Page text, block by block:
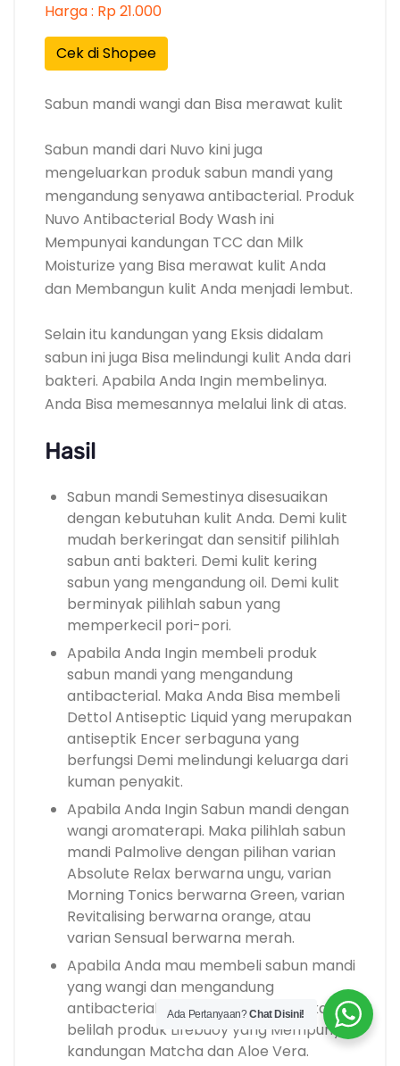
Harga : Rp 21.000
Cek di Shopee
Sabun mandi wangi dan Bisa merawat kulit
Sabun mandi dari Nuvo kini juga
mengeluarkan produk sabun mandi yang
mengandung senyawa antibacterial. Produk
Nuvo Antibacterial Body Wash ini
Mempunyai kandungan TCC dan Milk
Moisturize yang Bisa merawat kulit Anda
dan Membangun kulit Anda menjadi lembut.
Selain itu kandungan yang Eksis didalam
sabun ini juga Bisa melindungi kulit Anda dari
bakteri. Apabila Anda Ingin membelinya.
Anda Bisa memesannya melalui link di atas.
Hasil
Sabun mandi Semestinya disesuaikan
dengan kebutuhan kulit Anda. Demi kulit
mudah berkeringat dan sensitif pilihlah
sabun anti bakteri. Demi kulit kering
sabun yang mengandung oil. Demi kulit
berminyak pilihlah sabun yang
memperkecil pori-pori.
Apabila Anda Ingin membeli produk
sabun mandi yang mengandung
antibacterial. Maka Anda Bisa membeli
Dettol Antiseptic Liquid yang merupakan
antiseptik Encer serbaguna yang
berfungsi Demi melindungi keluarga dari
kuman penyakit.
Apabila Anda Ingin Sabun mandi dengan
wangi aromaterapi. Maka pilihlah sabun
mandi Palmolive dengan pilihan varian
Absolute Relax berwarna ungu, varian
Morning Tonics berwarna Green, varian
Revitalising berwarna orange, atau
varian Sensual berwarna merah.
Apabila Anda mau membeli sabun mandi
yang wangi dan mengandung
antibacterial serta antioksidan. Maka
belilah produk Lifebuoy yang Mempunyai
kandungan Matcha dan Aloe Vera.
Ada Pertanyaan?Chat Disini!